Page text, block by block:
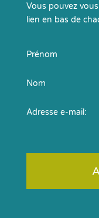
Vous pouvez
lien en bas de
Prénom
Nom
Adresse e-mail: